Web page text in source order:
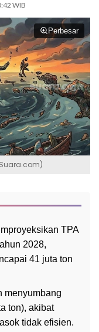
WIB
Perbesar
TPA
2028,
41 juta ton
menyumbang
ton), akibat
tidak efisien.